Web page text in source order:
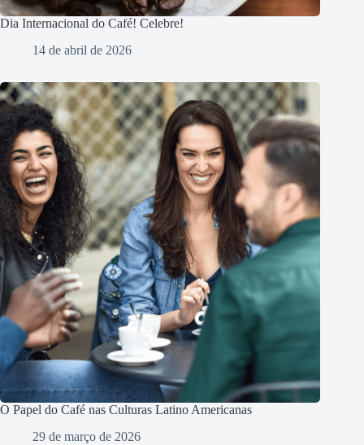
Dia Internacional do Café! Celebre!
14 de abril de 2026
O Papel do Café nas Culturas Latino Americanas
29 de março de 2026